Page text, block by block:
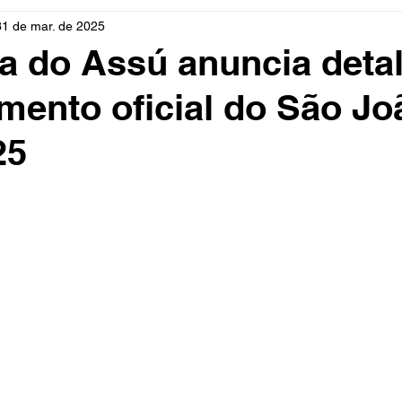
Cidades
Influencer Luto Artista Seleção
do Assú anuncia
oficial do São
de mar. de 2025